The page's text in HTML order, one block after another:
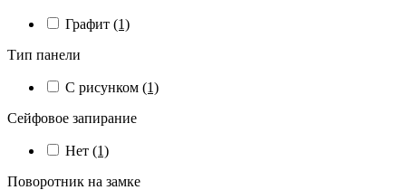
Графит (1)
Тип панели
С рисунком (1)
Сейфовое запирание
Нет (1)
Поворотник на замке